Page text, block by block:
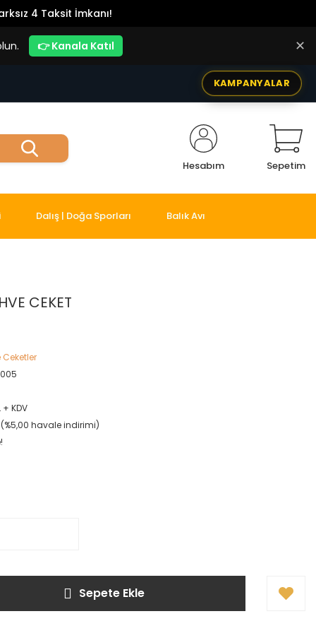
4 Taksit İmkanı!
👉 Kanala Katıl ✕
KAMPANYALAR
Hesabım Sepetim
Dalış | Doğa Sporları Balık Avı
CEKET
+ KDV
(%5,00 havale indirimi)
Sepete Ekle